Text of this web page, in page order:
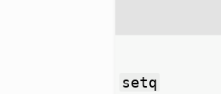
setq